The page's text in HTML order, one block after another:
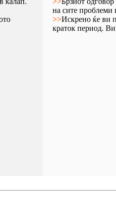
на сите проблеми
>>Искрено ќе ви
краток период.